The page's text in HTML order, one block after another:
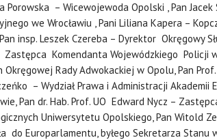
Porowska – Wicewojewoda Opolski , Pan Jacek
we Wrocławiu , Pani Liliana Kapera –
insp. Leszek Czereba – Dyrektor Okręgowy
Zastępca Komendanta Wojewódzkiego Policji
Okręgowej Rady Adwokackiej w Opolu, Pan
– Wydział Prawa i Administracji Akademii
Pan dr. Hab. Prof. UO Edward Nycz –
Uniwersytetu Opolskiego, Pan Witold
do Europarlamentu, byłego Sekretarza Stanu